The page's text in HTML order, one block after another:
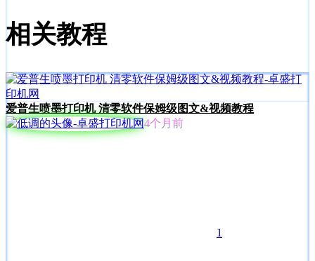
相关教程
爱普生喷墨打印机 清零软件保姆级图文&视频教程
4个月前
1